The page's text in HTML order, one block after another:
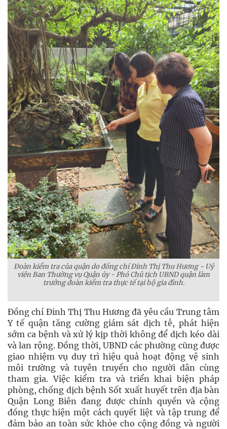
Đoàn kiểm tra của quận do đồng chí Đinh Thị Thu Hương - Uỷ
viên Ban Thường vụ Quận ủy -Phó Chủ tịch UBND quận làm
trưởng đoàn kiểm tra thực tế tại hộ gia đình.
Đồng chí Đinh Thị Thu Hương đã yêu cầu Trung tâm
Y tế quận tăng cường giám sát dịch tễ, phát hiện
sớm ca bệnh và xử lý kịp thời không để dịch kéo dài
và lan rộng. Đồng thời, UBND các phường cũng được
giao nhiệm vụ duy trì hiệu quả hoạt động vệ sinh
môi trường và tuyên truyền cho người dân cùng
tham gia. Việc kiểm tra và triển khai biện pháp
phòng, chống dịch bệnh Sốt xuất huyết trên địa bàn
Quận Long Biên đang được chính quyền và cộng
đồng thực hiện một cách quyết liệt và tập trung để
đảm bảo an toàn sức khỏe cho cộng đồng và người